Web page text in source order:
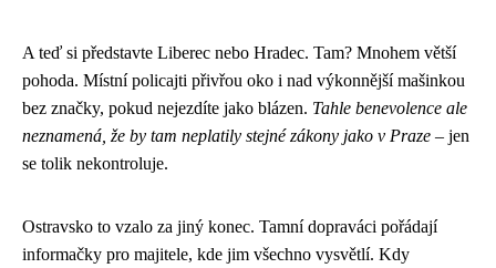
A teď si představte Liberec nebo Hradec. Tam? Mnohem větší
pohoda. Místní policajti přivřou oko i nad výkonnější mašinkou
bez značky, pokud nejezdíte jako blázen. Tahle benevolence ale
neznamená, že by tam neplatily stejné zákony jako v Praze – jen
se tolik nekontroluje.
Ostravsko to vzalo za jiný konec. Tamní dopraváci pořádají
informačky pro majitele, kde jim všechno vysvětlí. Kdy